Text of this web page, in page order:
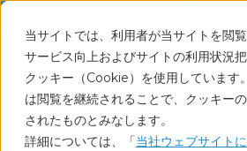
当サイトでは、利用者が当サイトを閲
サービス向上およびサイトの利用状況把
クッキー（Cookie）を使用しています
は閲覧を継続されることで、クッキー
されたものとみなします。
詳細については、「当社ウェブサイト
ホーム 目的別に探す 経営者、役職者、意思決定者の動